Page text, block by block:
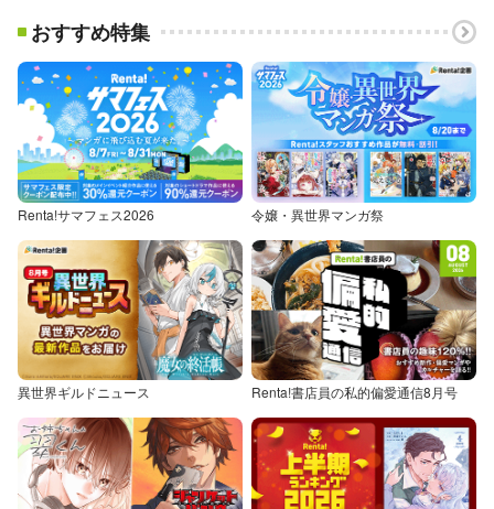
おすすめ特集
Renta!サマフェス2026 令嬢・異世界マンガ祭
異世界ギルドニュース Renta!書店員の私的偏愛通信8月号